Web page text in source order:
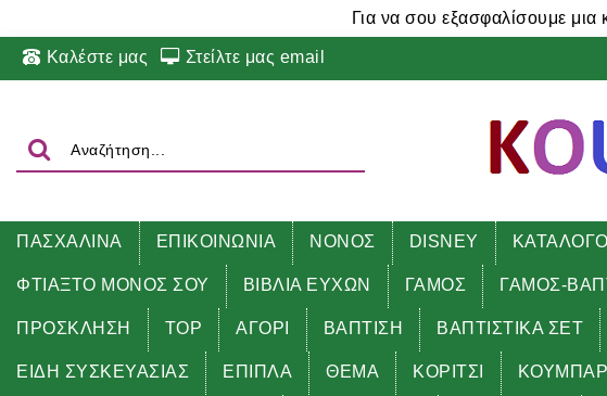
Για να σου εξασφαλίσουμε
Καλέστε μας Στείλτε μας email
ΠΑΣΧΑΛΙΝΑ ΕΠΙΚΟΙΝΩΝΙΑ ΝΟΝΟΣ DISNEY
ΦΤΙΑΞΤΟ ΜΟΝΟΣ ΣΟΥ ΒΙΒΛΙΑ ΕΥΧΩΝ ΓΑΜΟΣ ΓΑΜΟΣ-
ΠΡΟΣΚΛΗΣΗ TOP ΑΓΟΡΙ ΒΑΠΤΙΣΗ ΒΑΠΤΙΣΤΙΚΑ ΣΕΤ
ΕΙΔΗ ΣΥΣΚΕΥΑΣΙΑΣ ΕΠΙΠΛΑ ΘΕΜΑ ΚΟΡΙΤΣΙ